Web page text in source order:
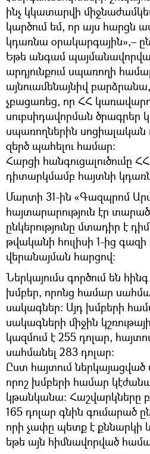
ինչ կկատարվի
կարծում եմ, որ այս հարցն
կդառնա օրակարգային»,–
Եթե անգամ
արդյունքում սպառողի
այնուամենայնիվ
չբացառեց, որ ՀՀ
սուբսիդավորման ծրագրեր
սպառողներին սոցիալական
զերծ պահելու համար։
Հարցի հանգուցալուծումը
դիտարկմամբ հայտնի
Մարտի 31-ին «Գազպրոմ
հայտարարություն էր
ընկերությունը մտադիր է
թվականի հուլիսի 1-ից
վերանայման հարցով։
Ներկայումս գործում են
խմբեր, որոնց համար
սակագներ։ Այդ խմբերի
սակագների միջին
կազմում է 255 դոլար,
սահմանել 283 դոլար։
Ըստ հայտում
որոշ խմբերի համար
կթանկանա։ Հաշվարկները
165 դոլար գնին գումարած
որի չափը պետք է
եթե այն հիմնավորված